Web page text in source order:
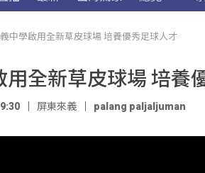
中學啟用全新草皮球場 培養優秀足球人才
全新草皮球場 培養
屏東來義 palang paljaljuman